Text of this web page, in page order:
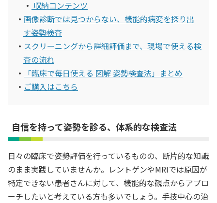
収納コンテンツ
画像診断では見つからない、機能的病変を探り出
す姿勢検査
スクリーニングから詳細評価まで、現場で使える検
査の流れ
「臨床で毎日使える 図解 姿勢検査法」まとめ
ご購入はこちら
自信を持って姿勢を診る、体系的な検査法
日々の臨床で姿勢評価を行っているものの、断片的な知識
のまま実践していませんか。レントゲンやMRIでは原因が
特定できない患者さんに対して、機能的な観点からアプロ
ーチしたいと考えている方も多いでしょう。手技中心の治